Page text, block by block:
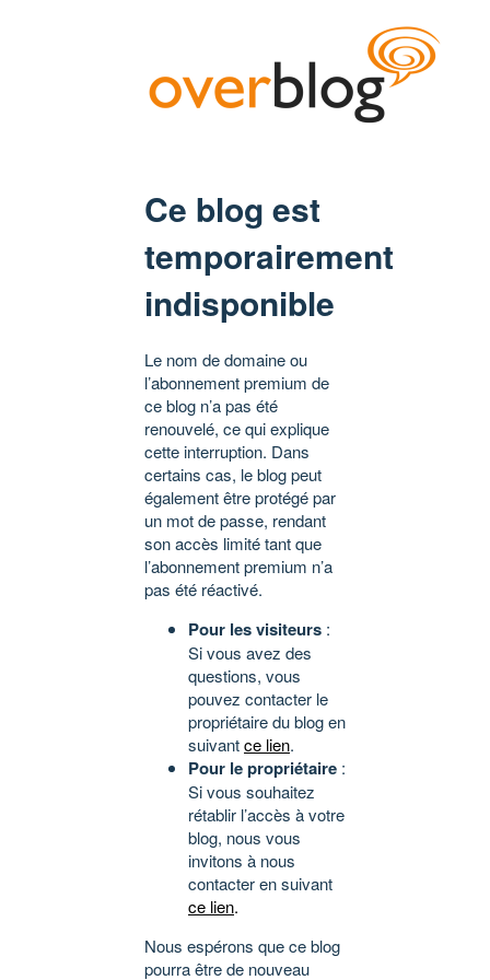
Ce blog est
temporairement
indisponible
Le nom de domaine ou
l’abonnement premium de
ce blog n’a pas été
renouvelé, ce qui explique
cette interruption. Dans
certains cas, le blog peut
également être protégé par
un mot de passe, rendant
son accès limité tant que
l’abonnement premium n’a
pas été réactivé.
Pour les visiteurs :
Si vous avez des
questions, vous
pouvez contacter le
propriétaire du blog en
suivantce lien.
Pour le propriétaire :
Si vous souhaitez
rétablir l’accès à votre
blog, nous vous
invitons à nous
contacter en suivant
ce lien.
Nous espérons que ce blog
pourra être de nouveau